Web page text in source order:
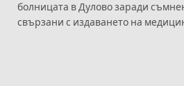
болницата в Дулово заради
свързани с издаването на